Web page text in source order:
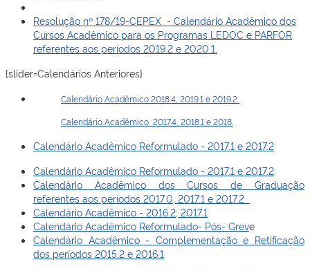
Resolução nº 178/19-CEPEX - Calendário Acadêmico dos
Cursos Acadêmico para os Programas LEDOC e PARFOR,
referentes aos períodos 2019.2 e 2020.1.
{slider=Calendários Anteriores}
Calendário Acadêmico 2018.4, 2019.1 e 2019.2
Calendário Acadêmico 2017.4, 2018.1 e 2018.
Calendário Acadêmico Reformulado - 2017.1 e 2017.2
Calendário Acadêmico Reformulado - 2017.1 e 2017.2
Calendário Acadêmico dos Cursos de Graduação
referentes aos períodos 2017.0, 2017.1 e 2017.2
Calendário Acadêmico - 2016.2; 2017.1
Calendário Acadêmico Reformulado- Pós- Greve
Calendário Acadêmico - Complementação e Retificação
dos períodos 2015.2 e 2016.1